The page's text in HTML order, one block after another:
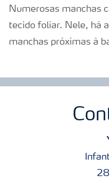
Numerosas manchas
tecido foliar. Nele, há
manchas próximas à